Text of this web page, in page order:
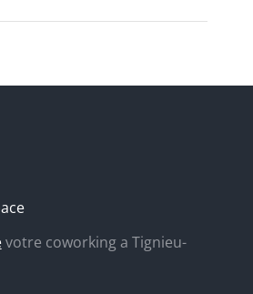
votre coworking a Tignieu-